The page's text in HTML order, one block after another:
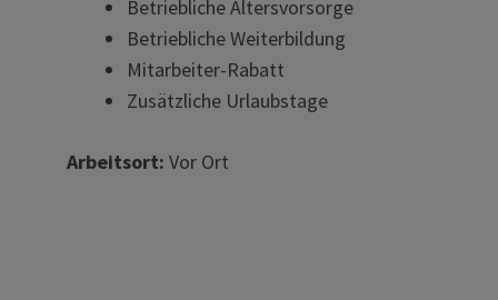
Betriebliche Altersvorsorge
Betriebliche Weiterbildung
Mitarbeiter-Rabatt
Zusätzliche Urlaubstage
Arbeitsort: Vor Ort